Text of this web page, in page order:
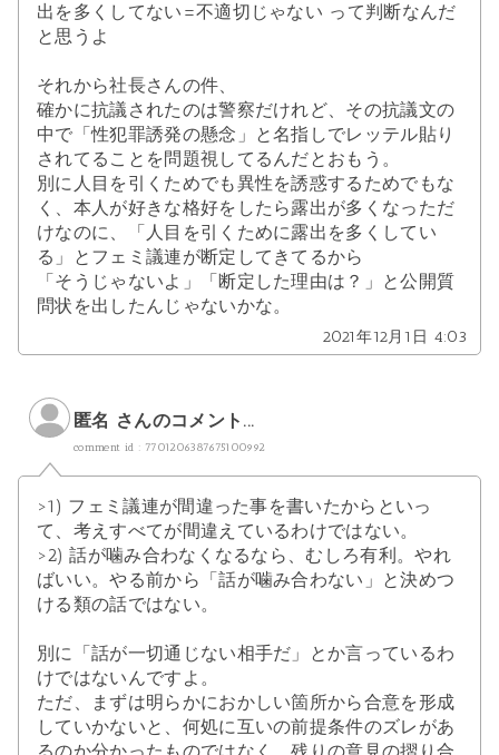
出を多くしてない=不適切じゃない って判断なんだ
と思うよ
それから社長さんの件、
確かに抗議されたのは警察だけれど、その抗議文の
中で「性犯罪誘発の懸念」と名指しでレッテル貼り
されてることを問題視してるんだとおもう。
別に人目を引くためでも異性を誘惑するためでもな
く、本人が好きな格好をしたら露出が多くなっただ
けなのに、「人目を引くために露出を多くしてい
る」とフェミ議連が断定してきてるから
「そうじゃないよ」「断定した理由は？」と公開質
問状を出したんじゃないかな。
2021年12月1日 4:03
匿名 さんのコメント...
comment id : 7701206387675100992
>1) フェミ議連が間違った事を書いたからといっ
て、考えすべてが間違えているわけではない。
>2) 話が噛み合わなくなるなら、むしろ有利。やれ
ばいい。やる前から「話が噛み合わない」と決めつ
ける類の話ではない。
別に「話が一切通じない相手だ」とか言っているわ
けではないんですよ。
ただ、まずは明らかにおかしい箇所から合意を形成
していかないと、何処に互いの前提条件のズレがあ